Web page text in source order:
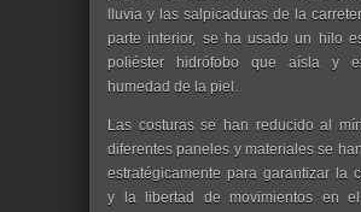
lluvia y las salpicaduras de la
parte interior, se ha usado un hilo
poliéster hidrófobo que aísla y
humedad de la piel.
Las costuras se han reducido al
diferentes paneles y materiales se
estratégicamente para garantizar la
y la libertad de movimientos en